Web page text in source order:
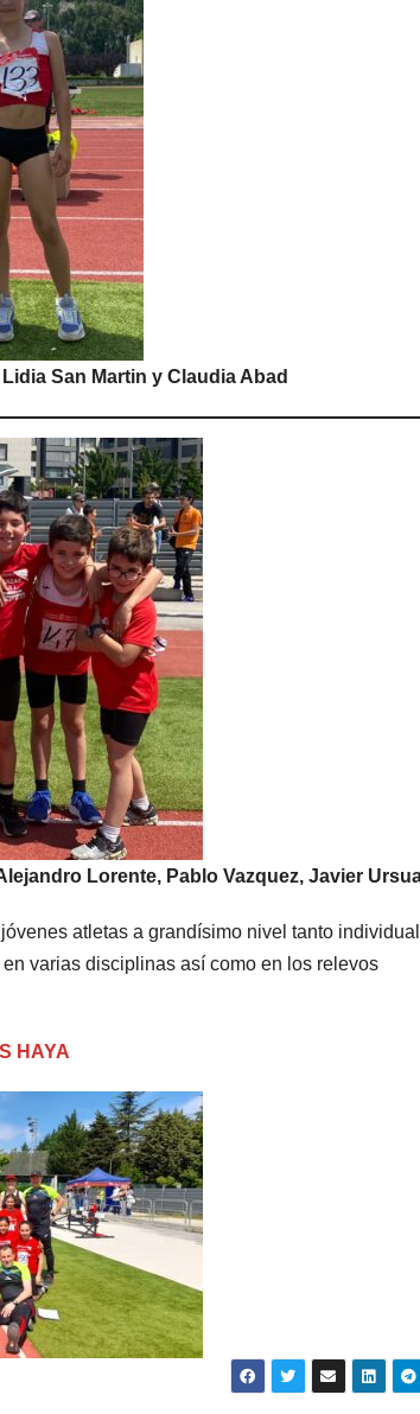
San Martin y Claudia Abad
Lorente, Pablo Vazquez, Javier
atletas a grandísimo nivel tanto individual
varias disciplinas así como en los relevos
HAYA